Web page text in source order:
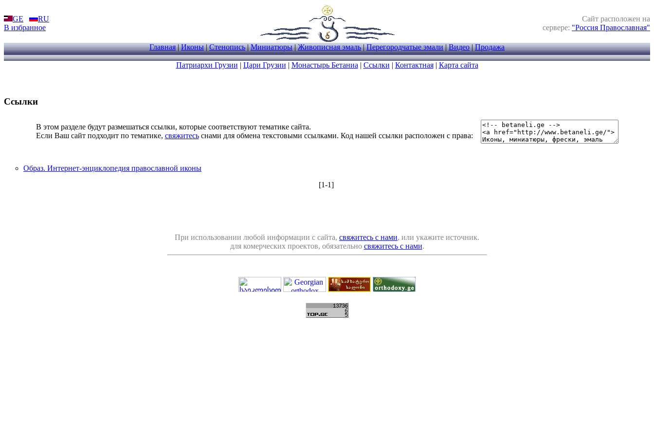
GE
RU
В избранное
Сайт расположен на
сервере: "Россия Православная"
Главная|Иконы|Стенопись|Миниатюры|Живописная эмаль|Перегородчатые эмали|Видео|Продажа
Патриархи Грузии | Цари Грузии | Монастырь Бетаниа | Ссылки | Контактная | Карта сайта
Ссылки
В этом разделе будут размешаться ссылки, которые соответствуют тематике сайта.
Если Ваш сайт подходит по тематике, свяжитесьснами для обмена текстовыми ссылками. Код нашей ссылки расположен с права:
Образ. Интернет-энциклопедия православной иконы
[1-1]
При использовании любой информации с сайта, свяжитесь с нами, или укажите источник.
для комерческих проектов, обязательно свяжитесь с нами.